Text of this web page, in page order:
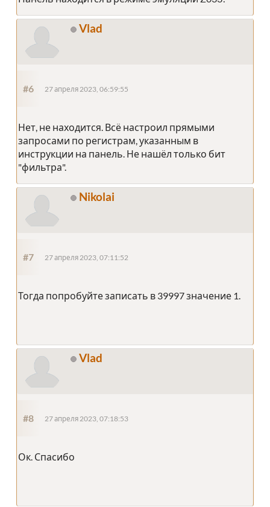
Vlad
#6 27 апреля 2023, 06:59:55
Нет, не находится. Всё настроил прямыми
запросами по регистрам, указанным в
инструкции на панель. Не нашёл только бит
"фильтра".
Nikolai
#7 27 апреля 2023, 07:11:52
Тогда попробуйте записать в 39997 значение 1.
Vlad
#8 27 апреля 2023, 07:18:53
Ок. Спасибо